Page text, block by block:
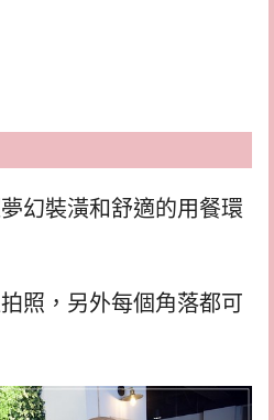
幻裝潢和舒適的用餐環
照，另外每個角落都可